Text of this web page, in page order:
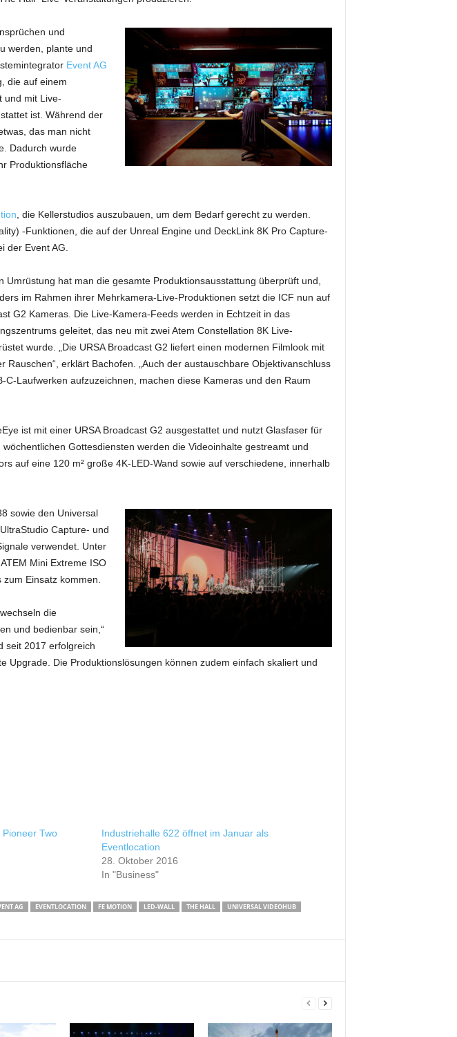
und
werden, plante und
Event AG
die auf einem
und mit Live-
ist. Während der
das man nicht
Dadurch wurde
Produktionsfläche
, die Kellerstudios auszubauen, um dem Bedarf gerecht zu werden.
-Funktionen, die auf der Unreal Engine und DeckLink 8K Pro Capture-
der Event AG.
Umrüstung hat man die gesamte Produktionsausstattung überprüft und,
im Rahmen ihrer Mehrkamera-Live-Produktionen setzt die ICF nun auf
G2 Kameras. Die Live-Kamera-Feeds werden in Echtzeit in das
geleitet, das neu mit zwei Atem Constellation 8K Live-
wurde. „Die URSA Broadcast G2 liefert einen modernen Filmlook mit
Rauschen“, erklärt Bachofen. „Auch der austauschbare Objektivanschluss
C-Laufwerken aufzuzeichnen, machen diese Kameras und den Raum
ist mit einer URSA Broadcast G2 ausgestattet und nutzt Glasfaser für
Gottesdiensten werden die Videoinhalte gestreamt und
auf eine 120 m² große 4K-LED-Wand sowie auf verschiedene, innerhalb
sowie den Universal
Capture- und
verwendet. Unter
Mini Extreme ISO
Einsatz kommen.
die
und bedienbar sein,“
seit 2017 erfolgreich
Upgrade. Die Produktionslösungen können zudem einfach skaliert und
Two
Industriehalle 622 öffnet im Januar als
Eventlocation
28. Oktober 2016
In "Business"
AG EVENTLOCATION FE MOTION LED-WALL THE HALL
UNIVERSAL VIDEOHUB